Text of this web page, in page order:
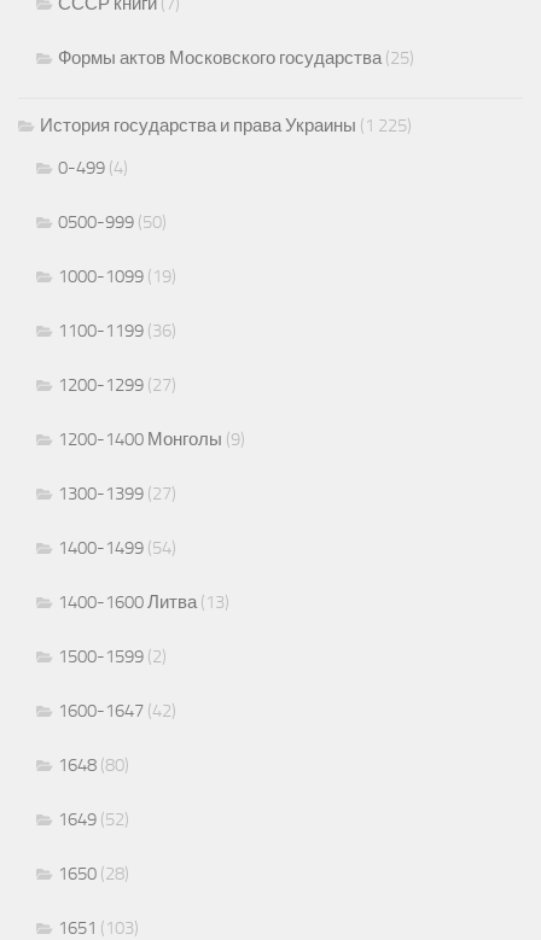
Формы актов Московского государства(25)
История государства и права Украины (1 225)
0-499 (4)
0500-999 (50)
1000-1099 (19)
1100-1199 (36)
1200-1299 (27)
1200-1400 Монголы (9)
1300-1399 (27)
1400-1499 (54)
1400-1600 Литва(13)
1500-1599 (2)
1600-1647 (42)
1648 (80)
1649 (52)
1650 (28)
1651 (103)